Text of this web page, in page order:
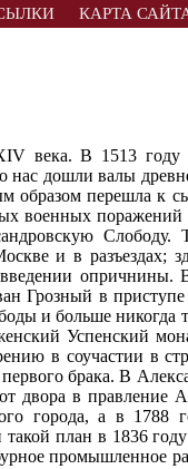
КАРТА
века. В 1513 году
нас дошли валы
образом перешла к
военных поражений
Слободу.
и в разъездах;
опричнины.
Грозный в приступе
и больше никогда
Успенский
в соучастии в
брака. В
от двора в
города, а в 1788
план в 1836 году
промышленное